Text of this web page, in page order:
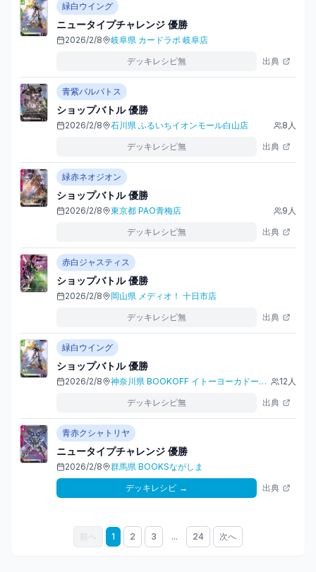
緑白ウイング
ニュータイプチャレンジ 優勝
2026/2/8 岐阜県 カードラボ 岐阜店
デッキレシピ無
出典
青紫バルバトス
ショップバトル 優勝
2026/2/8 石川県 ふるいちイオンモール白山店 8 人
デッキレシピ無
出典
緑赤ネオジオン
ショップバトル 優勝
2026/2/8 東京都 PAO青梅店 9 人
デッキレシピ無
出典
赤白ジャスティス
ショップバトル 優勝
2026/2/8 岡山県 メディオ！ 十日市店
デッキレシピ無
出典
緑白ウイング
ショップバトル 優勝
2026/2/8 神奈川県 BOOKOFF イトーヨーカドー溝ノ口店 12 人
デッキレシピ無
出典
青赤クシャトリヤ
ニュータイプチャレンジ 優勝
2026/2/8 群馬県 BOOKSながしま
デッキレシピ → 出典
前へ 1 2 3 ... 24 次へ